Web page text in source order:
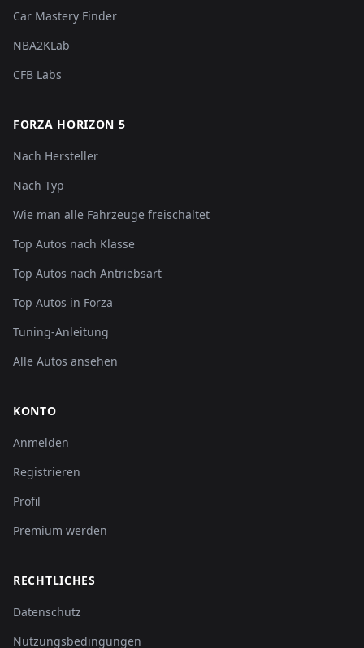
Car Mastery Finder
NBA2KLab
CFB Labs
FORZA HORIZON 5
Nach Hersteller
Nach Typ
Wie man alle Fahrzeuge freischaltet
Top Autos nach Klasse
Top Autos nach Antriebsart
Top Autos in Forza
Tuning-Anleitung
Alle Autos ansehen
KONTO
Anmelden
Registrieren
Profil
Premium werden
RECHTLICHES
Datenschutz
Nutzungsbedingungen